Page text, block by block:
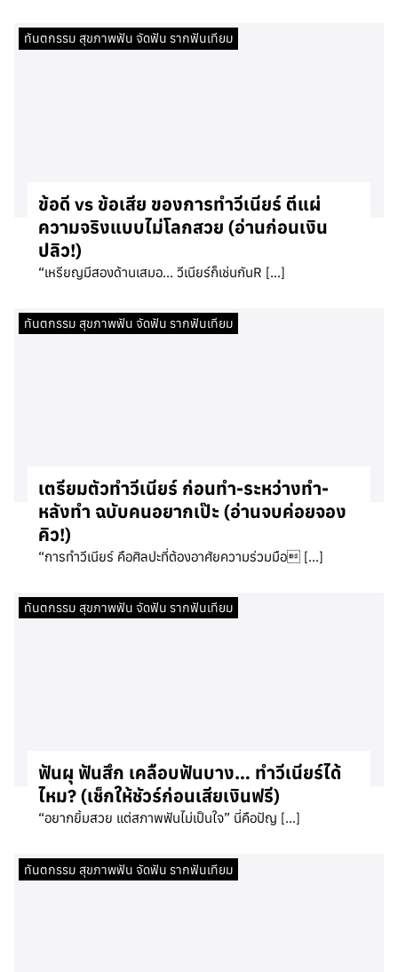
ทันตกรรม สุขภาพฟัน จัดฟัน รากฟันเทียม
ข้อดี vs ข้อเสีย ของการทำวีเนียร์ ตีแผ่
ความจริงแบบไม่โลกสวย (อ่านก่อนเงิน
ปลิว!)
“เหรียญมีสองด้านเสมอ… วีเนียร์ก็เช่นกันR […]
ทันตกรรม สุขภาพฟัน จัดฟัน รากฟันเทียม
เตรียมตัวทำวีเนียร์ ก่อนทำ-ระหว่างทำ-
หลังทำ ฉบับคนอยากเป๊ะ (อ่านจบค่อยจอง
คิว!)
“การทำวีเนียร์ คือศิลปะที่ต้องอาศัยความร่วมมือ […]
ทันตกรรม สุขภาพฟัน จัดฟัน รากฟันเทียม
ฟันผุ ฟันสึก เคลือบฟันบาง… ทำวีเนียร์ได้
ไหม? (เช็กให้ชัวร์ก่อนเสียเงินฟรี)
“อยากยิ้มสวย แต่สภาพฟันไม่เป็นใจ” นี่คือปัญ […]
ทันตกรรม สุขภาพฟัน จัดฟัน รากฟันเทียม